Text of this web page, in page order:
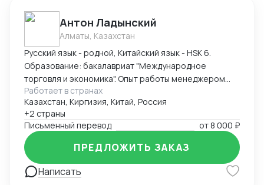
Антон Ладынский
Алматы, Казахстан
Русский язык - родной, Китайский язык - HSK 6.
Образование: бакалавриат "Международное
торговля и экономика". Опыт работы менеджером
ВЭД - более 3 лет. Опыт работы экспорт с Китая в
Казахстан основного и вспомогательного
оборудования для металлургии, энергетики, нефте-
газовой отрасли и прочего. Также экспорт с
Казахстана в Китай сырьевых продукций, продуктов
цветной металлургии и прочее.
Работает в странах
Казахстан, Киргизия, Китай, Россия
+2 страны
Письменный перевод
от 8 000 ₽
Написать
ПРЕДЛОЖИТЬ ЗАКАЗ